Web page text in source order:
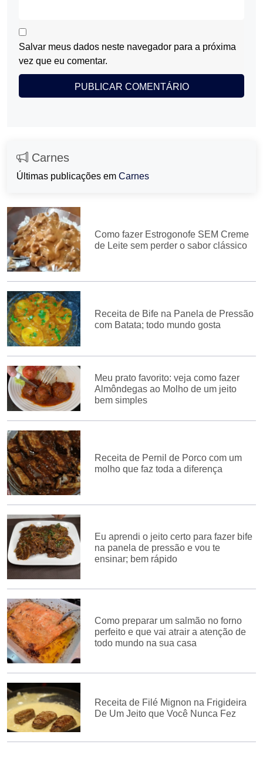
Salvar meus dados neste navegador para a próxima
vez que eu comentar.
Carnes
Últimas publicações em Carnes
Como fazer Estrogonofe SEM Creme
de Leite sem perder o sabor clássico
Receita de Bife na Panela de Pressão
com Batata; todo mundo gosta
Meu prato favorito: veja como fazer
Almôndegas ao Molho de um jeito
bem simples
Receita de Pernil de Porco com um
molho que faz toda a diferença
Eu aprendi o jeito certo para fazer bife
na panela de pressão e vou te
ensinar; bem rápido
Como preparar um salmão no forno
perfeito e que vai atrair a atenção de
todo mundo na sua casa
Receita de Filé Mignon na Frigideira
De Um Jeito que Você Nunca Fez